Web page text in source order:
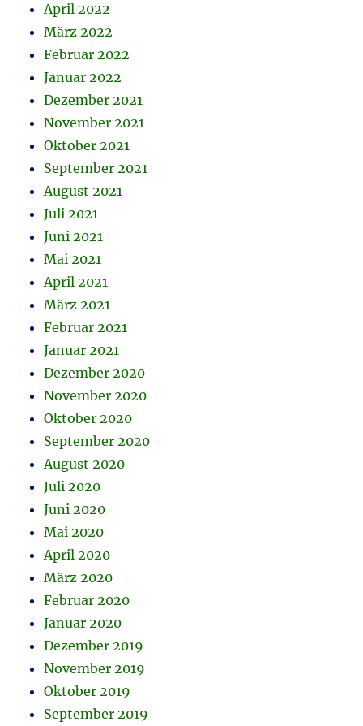
April 2022
März 2022
Februar 2022
Januar 2022
Dezember 2021
November 2021
Oktober 2021
September 2021
August 2021
Juli 2021
Juni 2021
Mai 2021
April 2021
März 2021
Februar 2021
Januar 2021
Dezember 2020
November 2020
Oktober 2020
September 2020
August 2020
Juli 2020
Juni 2020
Mai 2020
April 2020
März 2020
Februar 2020
Januar 2020
Dezember 2019
November 2019
Oktober 2019
September 2019